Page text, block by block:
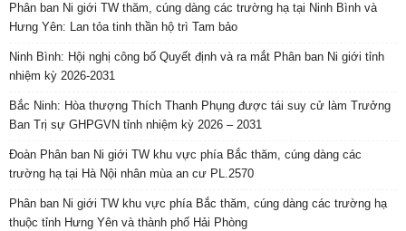
Phân ban Ni giới TW thăm, cúng dàng các trường hạ tại Ninh Bình và
Hưng Yên: Lan tỏa tinh thần hộ trì Tam bảo
Ninh Bình: Hội nghị công bố Quyết định và ra mắt Phân ban Ni giới tỉnh
nhiệm kỳ 2026-2031
Bắc Ninh: Hòa thượng Thích Thanh Phụng được tái suy cử làm Trưởng
Ban Trị sự GHPGVN tỉnh nhiệm kỳ 2026 – 2031
Đoàn Phân ban Ni giới TW khu vực phía Bắc thăm, cúng dàng các
trường hạ tại Hà Nội nhân mùa an cư PL.2570
Phân ban Ni giới TW khu vực phía Bắc thăm, cúng dàng các trường hạ
thuộc tỉnh Hưng Yên và thành phố Hải Phòng